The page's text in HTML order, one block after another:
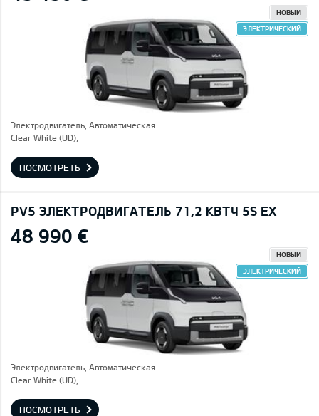
НОВЫЙ
ЭЛЕКТРИЧЕСКИЙ
Электродвигатель, Автоматическая
Clear White (UD),
ПОСМОТРЕТЬ
PV5 ЭЛЕКТРОДВИГАТЕЛЬ 71,2 КВТЧ 5S EX
48 990 €
НОВЫЙ
ЭЛЕКТРИЧЕСКИЙ
Электродвигатель, Автоматическая
Clear White (UD),
ПОСМОТРЕТЬ